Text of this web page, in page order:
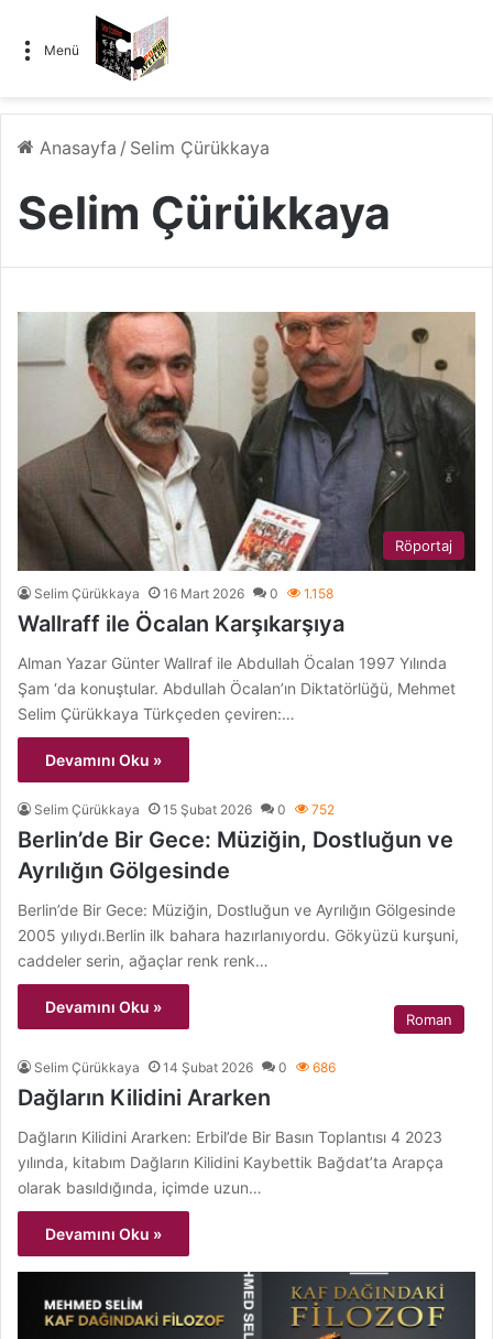
Menü
Anasayfa / Selim Çürükkaya
Selim Çürükkaya
Röportaj
Selim Çürükkaya 16 Mart 2026 0 1.158
Wallraff ile Öcalan Karşıkarşıya
Alman Yazar Günter Wallraf ile Abdullah Öcalan 1997 Yılında
Şam ‘da konuştular. Abdullah Öcalan’ın Diktatörlüğü, Mehmet
Selim Çürükkaya Türkçeden çeviren:…
Devamını Oku »
Selim Çürükkaya 15 Şubat 2026 0 752
Berlin’de Bir Gece: Müziğin, Dostluğun ve
Ayrılığın Gölgesinde
Berlin’de Bir Gece: Müziğin, Dostluğun ve Ayrılığın Gölgesinde
2005 yılıydı.Berlin ilk bahara hazırlanıyordu. Gökyüzü kurşuni,
caddeler serin, ağaçlar renk renk…
Devamını Oku »
Roman
Selim Çürükkaya 14 Şubat 2026 0 686
Dağların Kilidini Ararken
Dağların Kilidini Ararken: Erbil’de Bir Basın Toplantısı 4 2023
yılında, kitabım Dağların Kilidini Kaybettik Bağdat’ta Arapça
olarak basıldığında, içimde uzun…
Devamını Oku »